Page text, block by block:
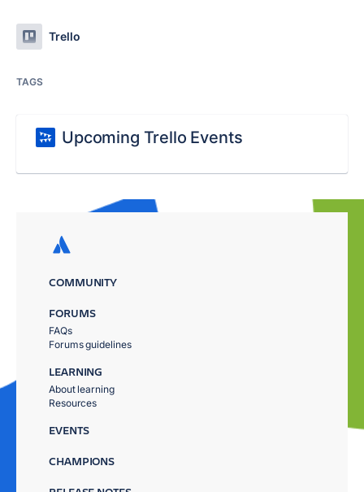
Trello
TAGS
Upcoming Trello Events
COMMUNITY
FORUMS
FAQs
Forums guidelines
LEARNING
About learning
Resources
EVENTS
CHAMPIONS